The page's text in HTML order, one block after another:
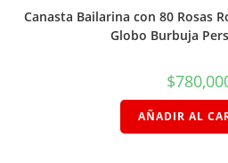
Canasta Bailarina con 80 Rosas
Globo Burbuja
$
AÑADIR AL